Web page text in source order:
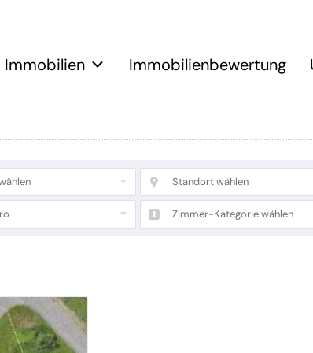
Immobilien Immobilienbewertung
Standort wählen
Zimmer-Kategorie wählen